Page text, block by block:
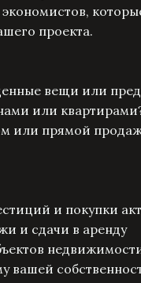
проекта.
вещи или
или
или прямой
и покупки
и сдачи в аренду
вашей